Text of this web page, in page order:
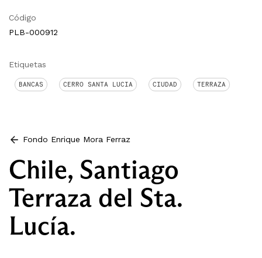
Código
PLB-000912
Etiquetas
BANCAS CERRO SANTA LUCIA CIUDAD TERRAZA
Fondo Enrique Mora Ferraz
Chile, Santiago
Terraza del Sta.
Lucía.